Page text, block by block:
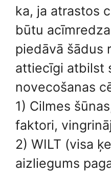
ka, ja atrastos
būtu
piedāvā šādus
attiecīgi atbilst
novecošanas
1) Cilmes
faktori,
2) WILT (visa
aizliegums